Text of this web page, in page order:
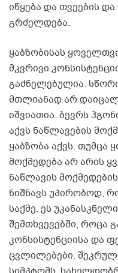
იწყება და თვეების
გრძელდება.
ყაბზობისას
მკვრივი
გაძნელებულია.
მთლიანად არ
იშვიათია. ბევრს
აქვს ნაწლავების
ყაბზობა აქვს.
მოქმედება არ არის
ნაწლავის
ნიშნავს უპირობოდ,
საქმე. ეს
შემთხვევებში, როცა
კონსისტენციისა და
ცვლილებები.